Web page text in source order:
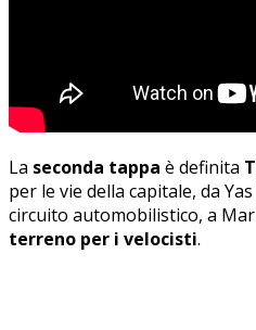
La seconda tappa è definita
per le vie della capitale, da
circuito automobilistico, a
terreno per i velocisti.